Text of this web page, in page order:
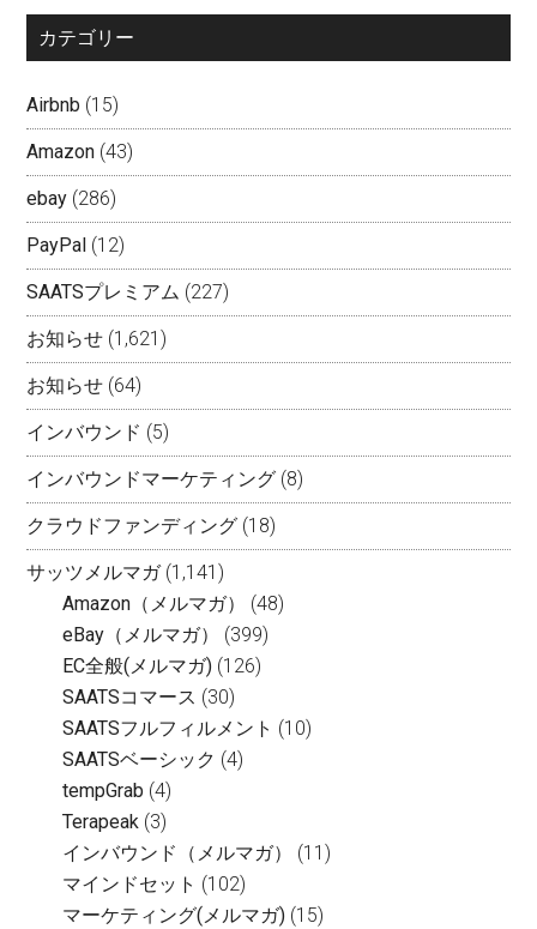
カテゴリー
Airbnb (15)
Amazon (43)
ebay (286)
PayPal (12)
SAATSプレミアム (227)
お知らせ (1,621)
お知らせ (64)
インバウンド (5)
インバウンドマーケティング (8)
クラウドファンディング (18)
サッツメルマガ(1,141)
Amazon（メルマガ）
(48)
eBay（メルマガ）
(399)
EC全般(メルマガ) (126)
SAATSコマース (30)
SAATSフルフィルメント (10)
SAATSベーシック (4)
tempGrab (4)
Terapeak (3)
インバウンド（メルマガ）
(11)
マインドセット (102)
マーケティング(メルマガ) (15)